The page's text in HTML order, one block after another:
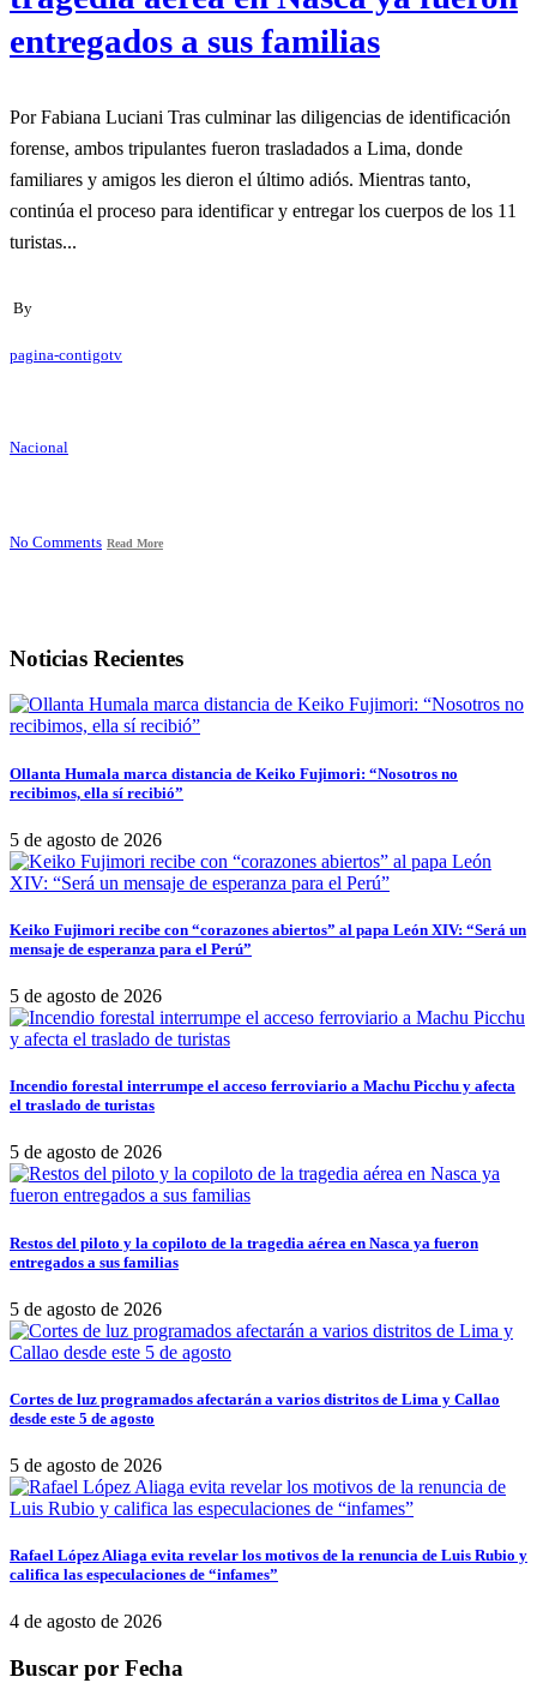
entregados a sus familias
Por Fabiana Luciani Tras culminar las diligencias de identificación
forense, ambos tripulantes fueron trasladados a Lima, donde
familiares y amigos les dieron el último adiós. Mientras tanto,
continúa el proceso para identificar y entregar los cuerpos de los 11
turistas...
By
pagina-contigotv
Nacional
No Comments Read More
Noticias Recientes
Ollanta Humala marca distancia de Keiko Fujimori: “Nosotros no
recibimos, ella sí recibió”
5 de agosto de 2026
Keiko Fujimori recibe con “corazones abiertos” al papa León XIV: “Será un
mensaje de esperanza para el Perú”
5 de agosto de 2026
Incendio forestal interrumpe el acceso ferroviario a Machu Picchu y afecta
el traslado de turistas
5 de agosto de 2026
Restos del piloto y la copiloto de la tragedia aérea en Nasca ya fueron
entregados a sus familias
5 de agosto de 2026
Cortes de luz programados afectarán a varios distritos de Lima y Callao
desde este 5 de agosto
5 de agosto de 2026
Rafael López Aliaga evita revelar los motivos de la renuncia de Luis Rubio y
califica las especulaciones de “infames”
4 de agosto de 2026
Buscar por Fecha